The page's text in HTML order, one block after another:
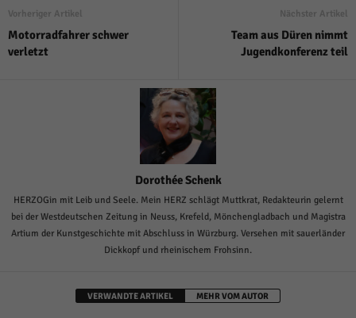
Vorheriger Artikel
Motorradfahrer schwer
verletzt
Nächster Artikel
Team aus Düren nimmt
Jugendkonferenz teil
Dorothée Schenk
HERZOGin mit Leib und Seele. Mein HERZ schlägt Muttkrat, Redakteurin gelernt
bei der Westdeutschen Zeitung in Neuss, Krefeld, Mönchengladbach und Magistra
Artium der Kunstgeschichte mit Abschluss in Würzburg. Versehen mit sauerländer
Dickkopf und rheinischem Frohsinn.
VERWANDTE ARTIKEL MEHR VOM AUTOR